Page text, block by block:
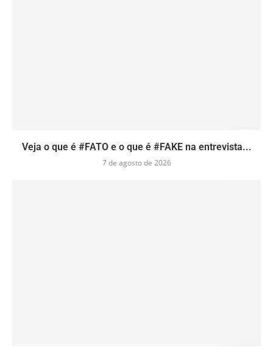
Veja o que é #FATO e o que é #FAKE na entrevista...
7 de agosto de 2026